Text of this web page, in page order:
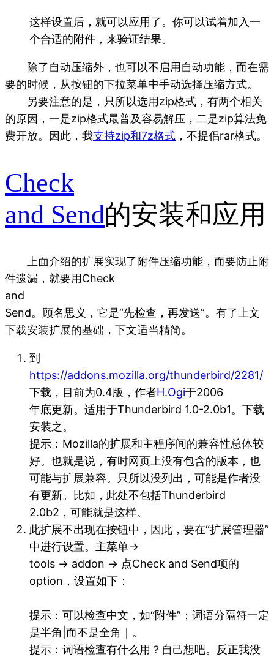
这样设置后，就可以应用了。你可以试着加入一
个合适的附件，来验证结果。
除了自动压缩外，也可以不启用自动功能，而在需
要的时候，从按钮的下拉菜单中手动选择压缩方式。
另要注意的是，只所以选用zip格式，有两个相关
的原因，一是zip格式最普及容易解压，二是zip算法免
费开放。因此，我支持zip和7z格式 ，不提倡rar格式。
Check
and Send的安装和应用
上面介绍的扩展实现了附件压缩功能，而要防止附
件遗漏，就要用Check
and
Send。顾名思义，它是“先检查，再发送”。有了上文
下载安装扩展的基础，下文适当精简。
到
https://addons.mozilla.org/thunderbird/2281/
下载，目前为0.4版，作者H.Ogi于2006
年底更新。适用于Thunderbird 1.0-2.0b1。下载
安装之。
提示：Mozilla的扩展和主程序间的兼容性总体较
好。也就是说，有时网页上没有包含的版本，也
可能与扩展兼容。只所以没列出，可能是作者没
有更新。比如，此处不包括Thunderbird
2.0b2，可能就是这样。
此扩展不出现在按钮中，因此，要在“扩展管理器”
中进行设置。主菜单→
tools → addon → 点Check and Send项的
option，设置如下：
提示：可以检查中文，如“附件”；词语分隔符一定
是半角|而不是全角｜。
提示：词语检查有什么用？自己想吧。反正我没